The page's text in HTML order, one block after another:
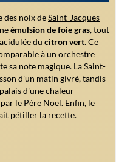
des noix deSaint-Jacques
émulsion de foie gras, tout
du citron vert. Ce
à un orchestre
sa note magique. La Saint-
d'un matin givré, tandis
d'une chaleur
le Père Noël. Enfin, le
pétiller la recette.